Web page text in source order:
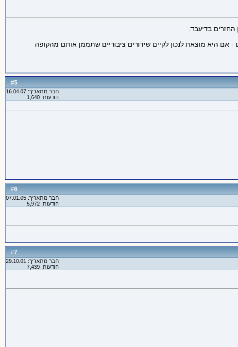
בדיעבד.
היא מוצאת לנכון לקיים שידורים ציבוריים שתממן אותם מהקופה
#
5
חבר מתאריך: 16.04.07
הודעות: 1,640
#
6
חבר מתאריך: 07.01.05
הודעות: 5,972
#
7
חבר מתאריך: 29.10.01
הודעות: 7,439